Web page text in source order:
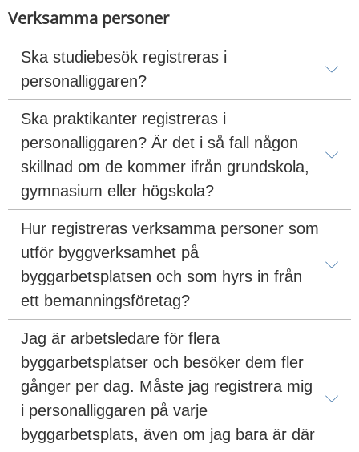
Verksamma personer
Ska studiebesök registreras i
personalliggaren?
Ska praktikanter registreras i
personalliggaren? Är det i så fall någon
skillnad om de kommer ifrån grundskola,
gymnasium eller högskola?
Hur registreras verksamma personer som
utför byggverksamhet på
byggarbetsplatsen och som hyrs in från
ett bemanningsföretag?
Jag är arbetsledare för flera
byggarbetsplatser och besöker dem fler
gånger per dag. Måste jag registrera mig
i personalliggaren på varje
byggarbetsplats, även om jag bara är där